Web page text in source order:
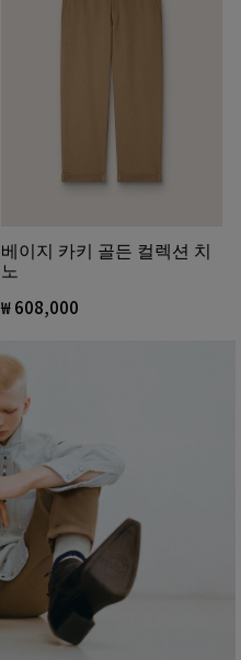
베이지 카키 골든 컬렉션 치
노
₩ 608,000